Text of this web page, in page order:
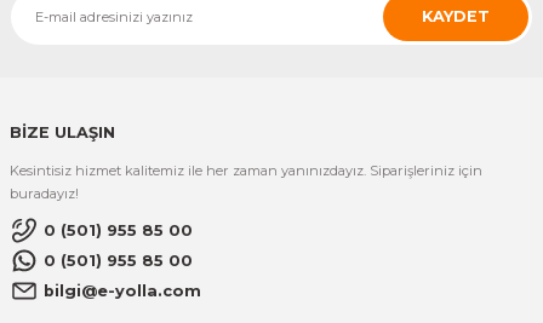
KAYDET
BİZE ULAŞIN
Kesintisiz hizmet kalitemiz ile her zaman yanınızdayız. Siparişleriniz için
buradayız!
0 (501) 955 85 00
0 (501) 955 85 00
bilgi@e-yolla.com